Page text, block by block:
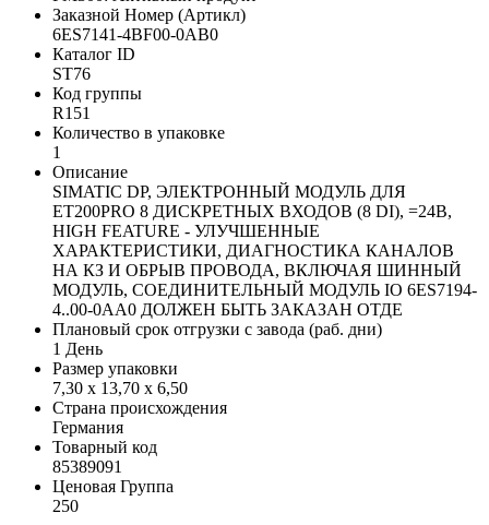
Заказной Номер (Артикл)
6ES7141-4BF00-0AB0
Каталог ID
ST76
Код группы
R151
Количество в упаковке
1
Описание
SIMATIC DP, ЭЛЕКТРОННЫЙ МОДУЛЬ ДЛЯ
ET200PRO 8 ДИСКРЕТНЫХ ВХОДОВ (8 DI), =24В,
HIGH FEATURE - УЛУЧШЕННЫЕ
ХАРАКТЕРИСТИКИ, ДИАГНОСТИКА КАНАЛОВ
НА КЗ И ОБРЫВ ПРОВОДА, ВКЛЮЧАЯ ШИННЫЙ
МОДУЛЬ, СОЕДИНИТЕЛЬНЫЙ МОДУЛЬ IO 6ES7194-
4..00-0AA0 ДОЛЖЕН БЫТЬ ЗАКАЗАН ОТДЕ
Плановый срок отгрузки с завода (раб. дни)
1 День
Размер упаковки
7,30 x 13,70 x 6,50
Страна происхождения
Германия
Товарный код
85389091
Ценовая Группа
250